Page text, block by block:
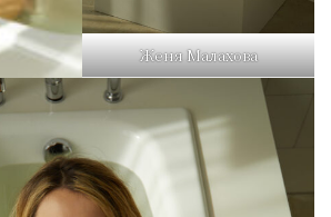
Женя Малахова